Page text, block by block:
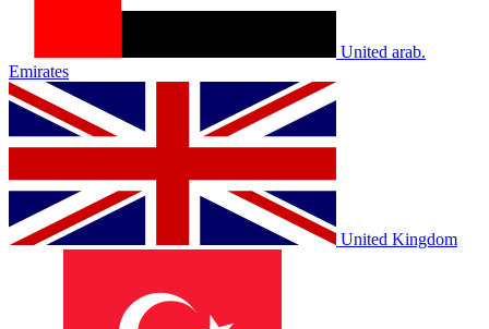
United arab.
Emirates
United Kingdom